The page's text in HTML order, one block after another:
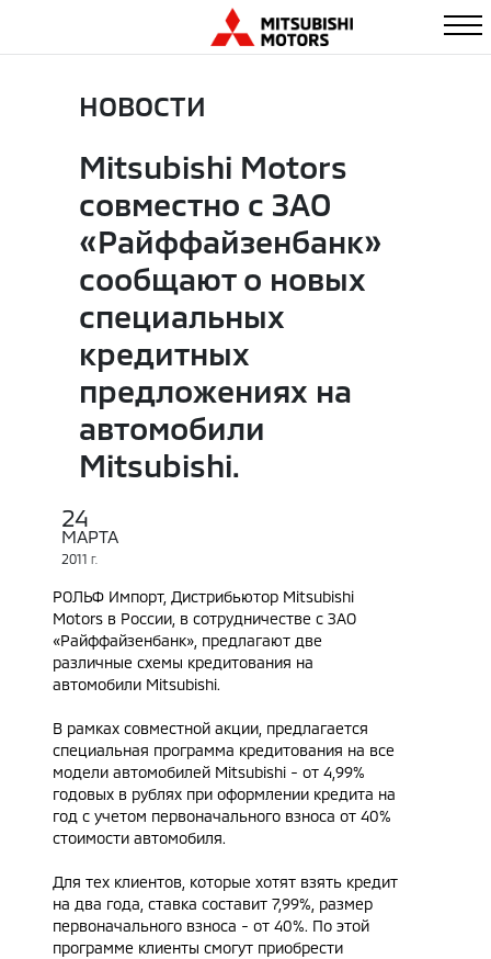
НОВОСТИ
Mitsubishi Motors
совместно c ЗАО
«Райффайзенбанк»
сообщают о новых
специальных
кредитных
предложениях на
автомобили
Mitsubishi.
24
МАРТА
2011 Г.
РОЛЬФ Импорт, Дистрибьютор Mitsubishi
Motors в России, в сотрудничестве с ЗАО
«Райффайзенбанк», предлагают две
различные схемы кредитования на
автомобили Mitsubishi.
В рамках совместной акции, предлагается
специальная программа кредитования на все
модели автомобилей Mitsubishi - от 4,99%
годовых в рублях при оформлении кредита на
год с учетом первоначального взноса от 40%
стоимости автомобиля.
Для тех клиентов, которые хотят взять кредит
на два года, ставка составит 7,99%, размер
первоначального взноса - от 40%. По этой
программе клиенты смогут приобрести